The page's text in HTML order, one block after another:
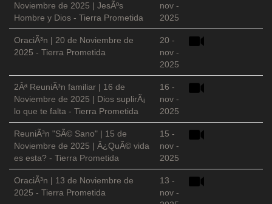
Noviembre de 2025 | JesÃºs
Hombre y Dios - Tierra Prometida
nov -
2025
OraciÃ³n | 20 de Noviembre de
2025 - Tierra Prometida
20 -
nov -
2025
2Âª ReuniÃ³n familiar | 16 de
Noviembre de 2025 | Dios suplirÃ¡
lo que te falta - Tierra Prometida
16 -
nov -
2025
ReuniÃ³n "SÃ© Sano" | 15 de
Noviembre de 2025 | Â¿QuÃ© vida
es esta? - Tierra Prometida
15 -
nov -
2025
OraciÃ³n | 13 de Noviembre de
2025 - Tierra Prometida
13 -
nov -